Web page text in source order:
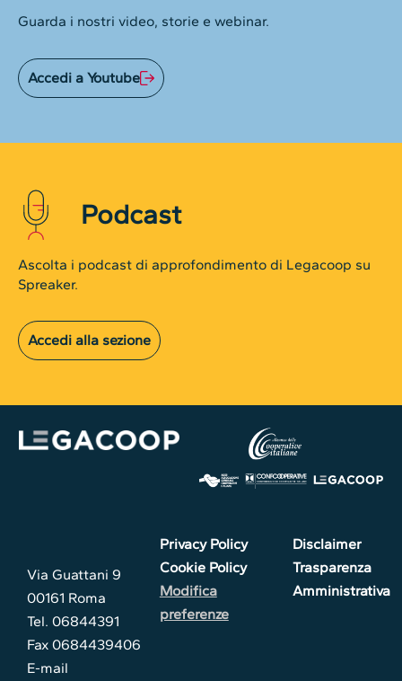
Guarda i nostri video, storie e webinar.
Accedi a Youtube
Podcast
Ascolta i podcast di approfondimento di Legacoop su
Spreaker.
Accedi alla sezione
Via Guattani 9
00161 Roma
Tel. 06844391
Fax 0684439406
E-mail
Privacy Policy
Cookie Policy
Modifica
preferenze
Disclaimer
Trasparenza
Amministrativa